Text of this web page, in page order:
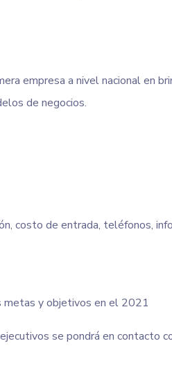
empresa a nivel nacional en
de negocios.
costo de entrada, teléfonos,
metas y objetivos en el 2021
se pondrá en contacto